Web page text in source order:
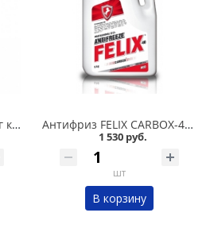
Антифриз AGA Z-40 10 кг красный в Омске Антифриз FELIX CARBOX-40 5 кг красный в Омске
1 530 руб.
шт
В корзину